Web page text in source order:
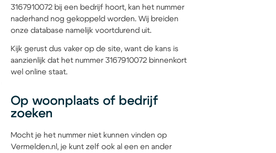
3167910072 bij een bedrijf hoort, kan het nummer
naderhand nog gekoppeld worden. Wij breiden
onze database namelijk voortdurend uit.
Kijk gerust dus vaker op de site, want de kans is
aanzienlijk dat het nummer 3167910072 binnenkort
wel online staat.
Op woonplaats of bedrijf
zoeken
Mocht je het nummer niet kunnen vinden op
Vermelden.nl, je kunt zelf ook al een en ander